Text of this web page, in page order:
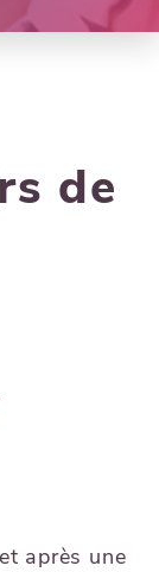
de
après une